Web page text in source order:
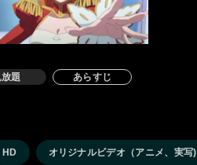
放題 あらすじ
HD オリジナルビデオ（アニメ、実写)